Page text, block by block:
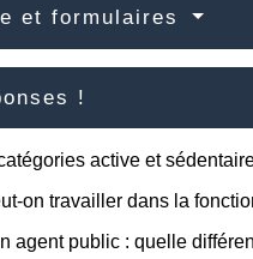
et formulaires
!
active et
on travailler dans la
agent public : quelle